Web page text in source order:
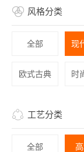
风格分类
全部 现
欧式古典 时
工艺分类
全部